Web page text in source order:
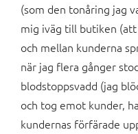
(som den tonåring jag
mig iväg till butiken
och mellan kunderna
när jag flera gånger
blodstoppsvadd (jag
och tog emot kunder,
kundernas förfärade